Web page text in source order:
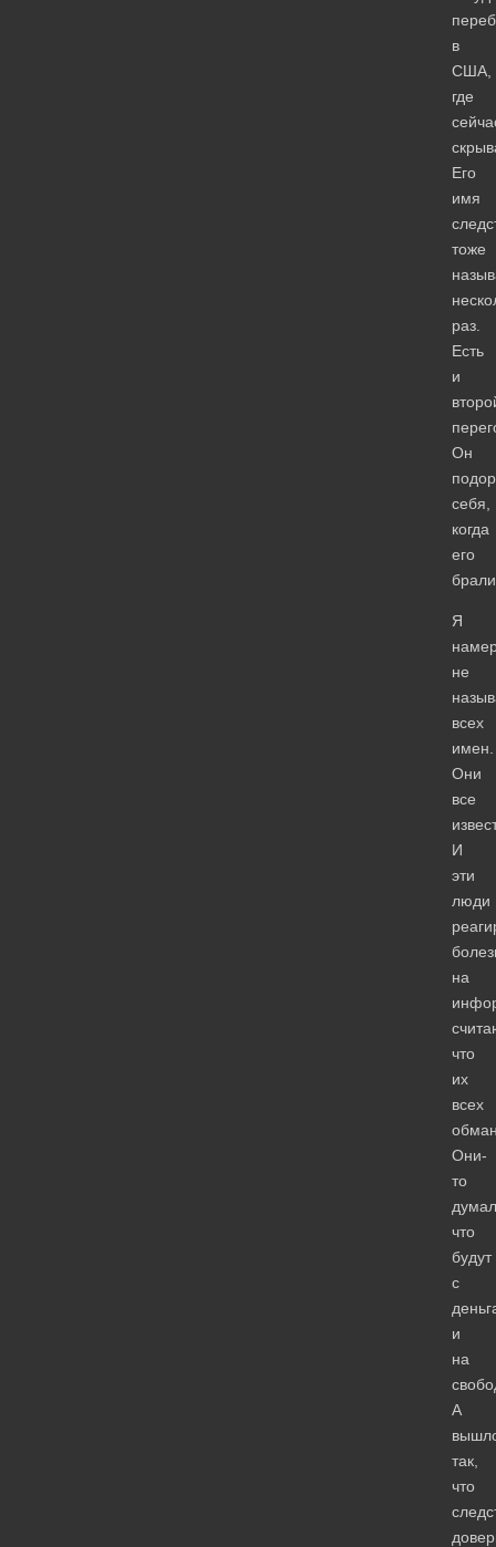
в
США,
где
Его
имя
тоже
раз.
Есть
и
Он
себя,
когда
его
Я
не
всех
имен.
Они
все
И
эти
люди
на
что
их
всех
Они-
то
что
будут
с
и
на
А
так,
что